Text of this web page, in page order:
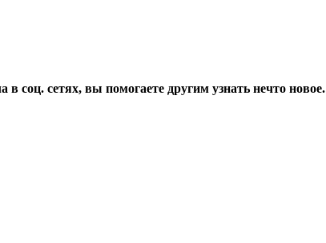
соц. сетях, вы помогаете другим узнать нечто новое.